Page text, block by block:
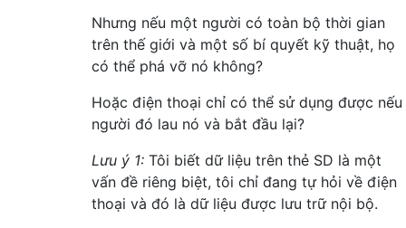
Nhưng nếu một người có toàn bộ thời gian
trên thế giới và một số bí quyết kỹ thuật, họ
có thể phá vỡ nó không?
Hoặc điện thoại chỉ có thể sử dụng được nếu
người đó lau nó và bắt đầu lại?
Lưu ý 1: Tôi biết dữ liệu trên thẻ SD là một
vấn đề riêng biệt, tôi chỉ đang tự hỏi về điện
thoại và đó là dữ liệu được lưu trữ nội bộ.